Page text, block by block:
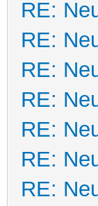
RE:
RE:
RE:
RE:
RE:
RE:
RE: